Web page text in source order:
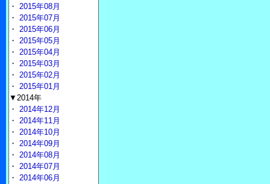
・ 2015年08月
・ 2015年07月
・ 2015年06月
・ 2015年05月
・ 2015年04月
・ 2015年03月
・ 2015年02月
・ 2015年01月
▼2014年
・ 2014年12月
・ 2014年11月
・ 2014年10月
・ 2014年09月
・ 2014年08月
・ 2014年07月
・ 2014年06月